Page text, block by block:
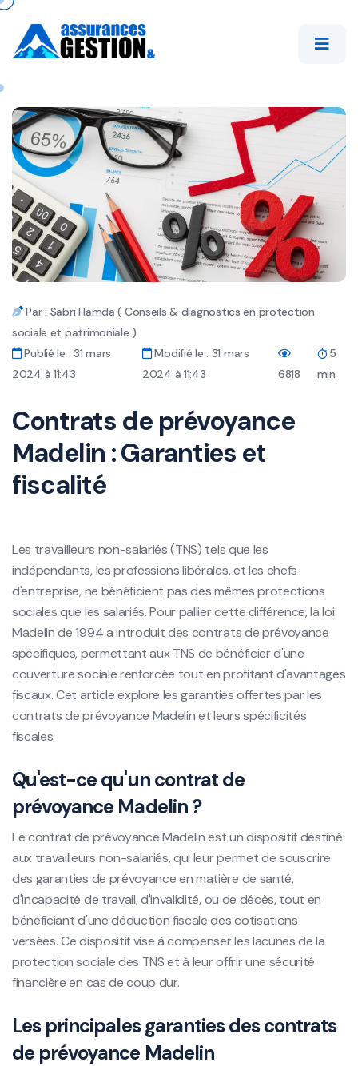
Par : Sabri Hamda ( Conseils & diagnostics en protection
sociale et patrimoniale )
Publié le : 31 mars
2024 à 11:43
Modifié le : 31 mars
2024 à 11:43
6818
5
min
Contrats de prévoyance
Madelin : Garanties et
fiscalité
Les travailleurs non-salariés (TNS) tels que les
indépendants, les professions libérales, et les chefs
d'entreprise, ne bénéficient pas des mêmes protections
sociales que les salariés. Pour pallier cette différence, la loi
Madelin de 1994 a introduit des contrats de prévoyance
spécifiques, permettant aux TNS de bénéficier d'une
couverture sociale renforcée tout en profitant d'avantages
fiscaux. Cet article explore les garanties offertes par les
contrats de prévoyance Madelin et leurs spécificités
fiscales.
Qu'est-ce qu'un contrat de
prévoyance Madelin ?
Le contrat de prévoyance Madelin est un dispositif destiné
aux travailleurs non-salariés, qui leur permet de souscrire
des garanties de prévoyance en matière de santé,
d'incapacité de travail, d'invalidité, ou de décès, tout en
bénéficiant d'une déduction fiscale des cotisations
versées. Ce dispositif vise à compenser les lacunes de la
protection sociale des TNS et à leur offrir une sécurité
financière en cas de coup dur.
Les principales garanties des contrats
de prévoyance Madelin